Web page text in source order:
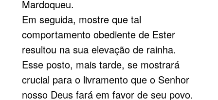
Mardoqueu.
Em seguida, mostre que tal
comportamento obediente de Ester
resultou na sua elevação de rainha.
Esse posto, mais tarde, se mostrará
crucial para o livramento que o Senhor
nosso Deus fará em favor de seu povo.